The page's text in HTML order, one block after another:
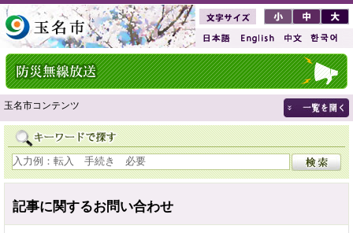
玉名市コンテンツ
記事に関するお問い合わせ